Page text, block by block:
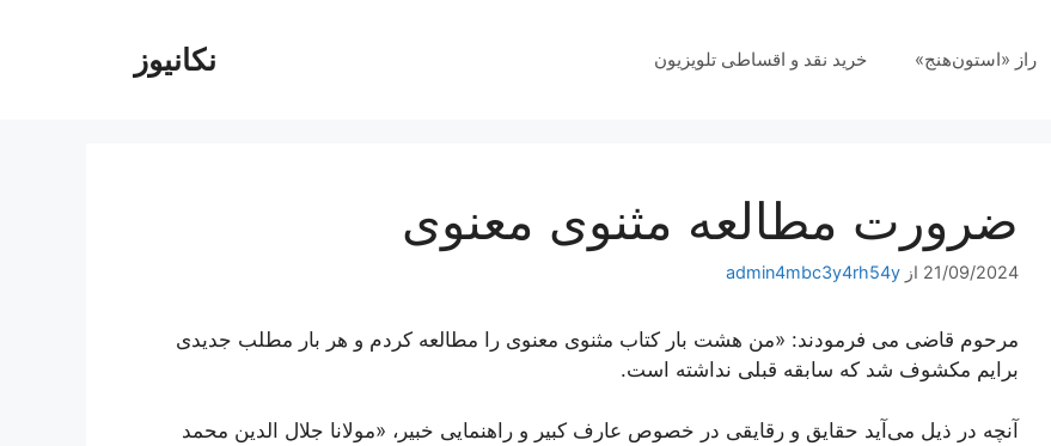
نکانیوز راز «استون‌هنج» خرید نقد و اقساطی تلویزیون
ضرورت مطالعه مثنوی معنوی
21/09/2024 از admin4mbc3y4rh54y
مرحوم قاضى می ‌فرمودند: «من هشت بار كتاب مثنوى معنوى را مطالعه كردم و هر بار مطلب جديدى
برايم مكشوف شد كه سابقه قبلى نداشته است.
آنچه در ذیل می‌آید حقایق و رقایقی در خصوص عارف کبیر و راهنمایی خبیر، «مولانا جلال الدین محمد